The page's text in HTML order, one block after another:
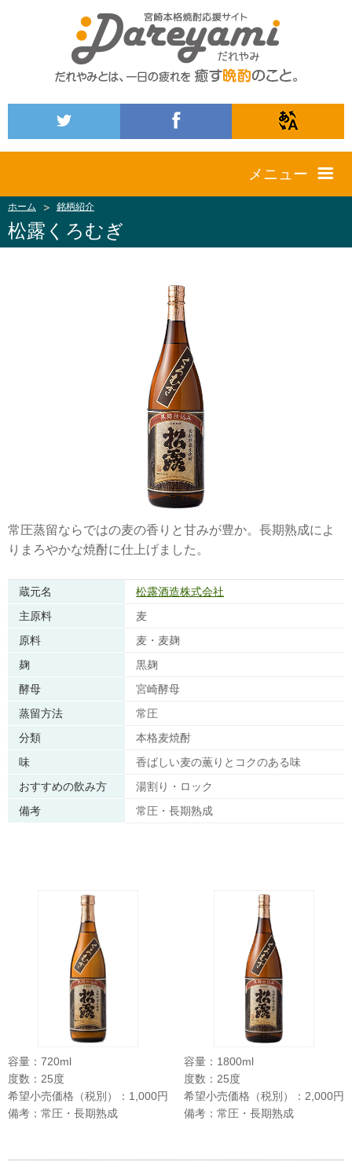
メニュー
ホーム 銘柄紹介
松露くろむぎ
常圧蒸留ならではの麦の香りと甘みが豊か。長期熟成によ
りまろやかな焼酎に仕上げました。
蔵元名
松露酒造株式会社
主原料
麦
原料
麦・麦麹
麹
黒麹
酵母
宮崎酵母
蒸留方法
常圧
分類
本格麦焼酎
味
香ばしい麦の薫りとコクのある味
おすすめの飲み方
湯割り・ロック
備考
常圧・長期熟成
容量：720ml
度数：25度
希望小売価格（税別）：1,000円
備考：常圧・長期熟成
容量：1800ml
度数：25度
希望小売価格（税別）：2,000円
備考：常圧・長期熟成